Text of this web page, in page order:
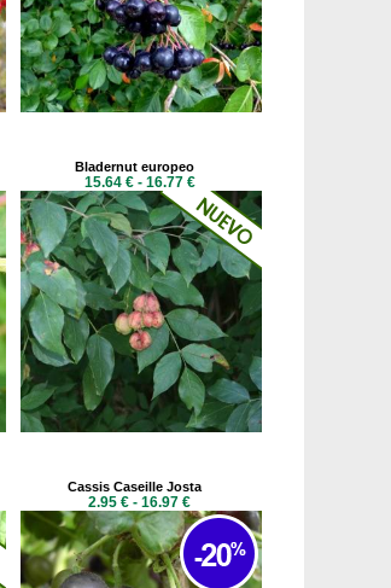
Bladernut europeo
15.64 € - 16.77 €
Cassis Caseille Josta
2.95 € - 16.97 €